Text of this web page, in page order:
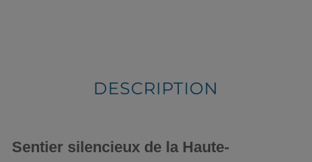
DESCRIPTION
Sentier silencieux de la Haute-